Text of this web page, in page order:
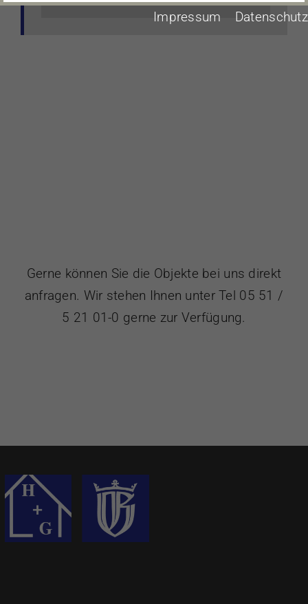
Gerne können Sie die Objekte bei uns direkt
anfragen. Wir stehen Ihnen unter Tel 05 51 /
5 21 01-0 gerne zur Verfügung.
Impressum Datenschutz